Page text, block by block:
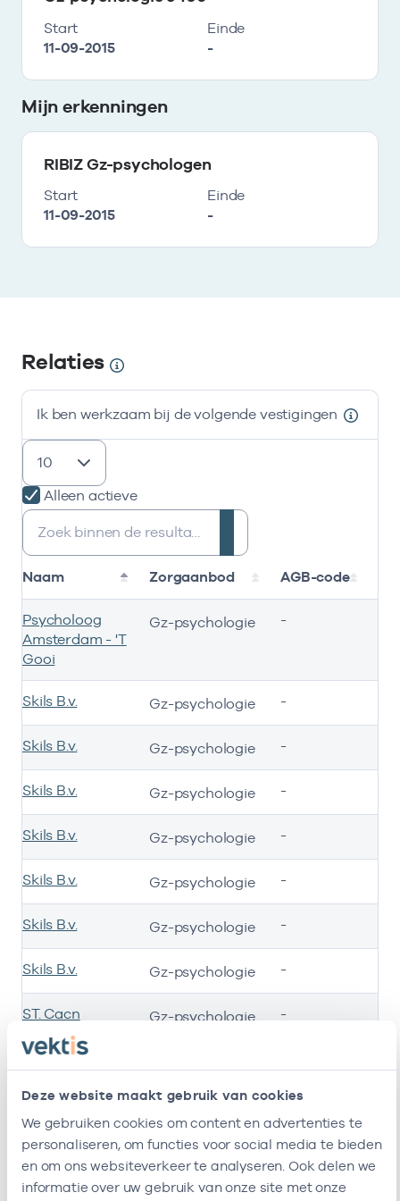
Deze website maakt gebruik van cookies
We gebruiken cookies om content en advertenties te
personaliseren, om functies voor social media te bieden
en om ons websiteverkeer te analyseren. Ook delen we
informatie over uw gebruik van onze site met onze
Start
11-09-2015
Einde
-
Mijn erkenningen
RIBIZ Gz-psychologen
Start
11-09-2015
Einde
-
Relaties
Ik ben werkzaam bij de volgende vestigingen
Alleen actieve
Zoeken:
Ik ben werkzaam bij de volgende vestigingen
Naam Zorgaanbod AGB-code
Psycholoog
Amsterdam - 'T
Gooi
Gz-psychologie -
Skils B.v. Gz-psychologie -
Skils B.v. Gz-psychologie -
Skils B.v. Gz-psychologie -
Skils B.v. Gz-psychologie -
Skils B.v. Gz-psychologie -
Skils B.v. Gz-psychologie -
Skils B.v. Gz-psychologie -
ST. Cacn
Verslavingszorg
Gz-psychologie -
Stichting Arkin -
1 2